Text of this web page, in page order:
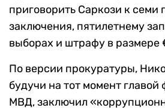
приговорить Саркози к семи
заключения, пятилетнему
выборах и штрафу в размере
По версии прокуратуры,
будучи на тот момент главой
МВД, заключил